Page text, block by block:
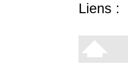
Liens :